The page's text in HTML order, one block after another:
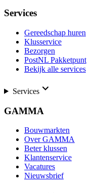
Services
Gereedschap huren
Klusservice
Bezorgen
PostNL Pakketpunt
Bekijk alle services
Services
GAMMA
Bouwmarkten
Over GAMMA
Beter klussen
Klantenservice
Vacatures
Nieuwsbrief